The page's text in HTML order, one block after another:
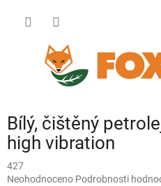
Bílý, čištěný
high vibration
427
Průměrné
Neohodnoceno Podrobnosti